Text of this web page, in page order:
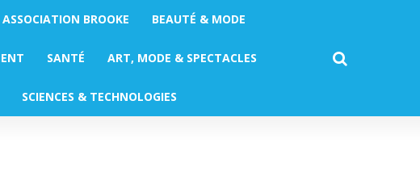
ASSOCIATION BROOKE BEAUTÉ & MODE
SANTÉ ART, MODE & SPECTACLES
SCIENCES & TECHNOLOGIES